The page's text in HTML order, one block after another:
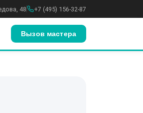
48 +7 (495) 156-32-87
Вызов мастера